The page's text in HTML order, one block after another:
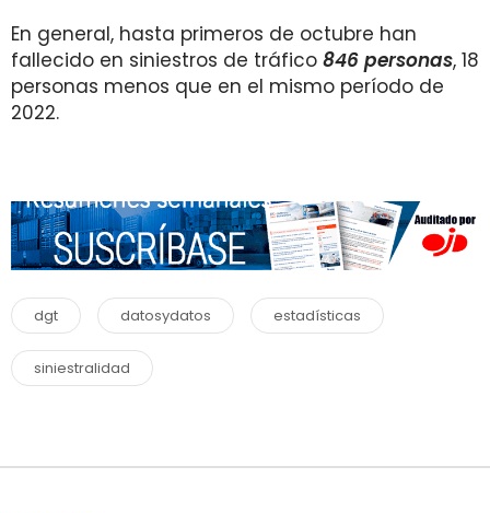
En general, hasta primeros de octubre han
fallecido en siniestros de tráfico 846 personas, 18
personas menos que en el mismo período de
2022.
dgt datosydatos estadísticas
siniestralidad